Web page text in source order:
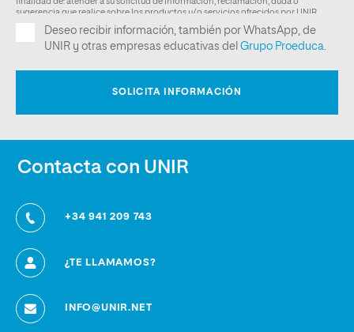
Contacta con UNIR
+34 941 209 743
¿TE LLAMAMOS?
INFO@UNIR.NET